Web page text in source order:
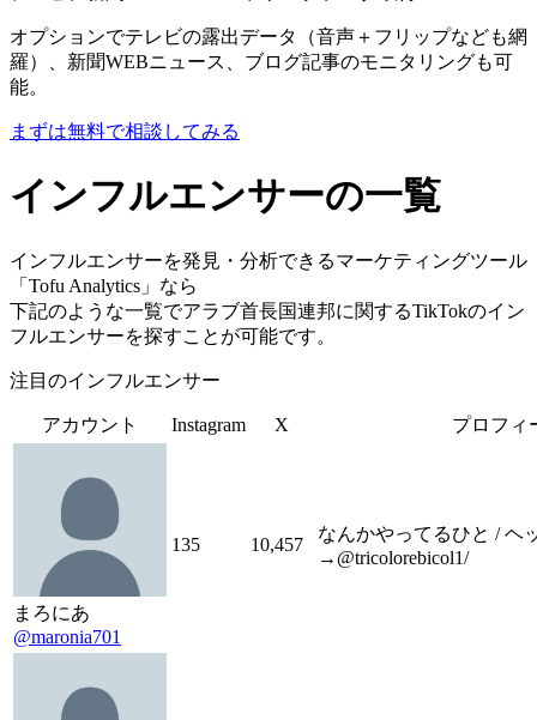
オプションでテレビの露出データ（音声＋フリップなども網
羅）、新聞WEBニュース、ブログ記事のモニタリングも可
能。
まずは無料で相談してみる
インフルエンサーの一覧
インフルエンサーを発見・分析できるマーケティングツール
「Tofu Analytics」なら
下記のような一覧でアラブ首長国連邦に関するTikTokのイン
フルエンサーを探すことが可能です。
注目のインフルエンサー
アカウント Instagram X プロフィ
まろにあ
@maronia701
135 10,457
なんかやってるひと / ヘ
→@tricolorebicol1/